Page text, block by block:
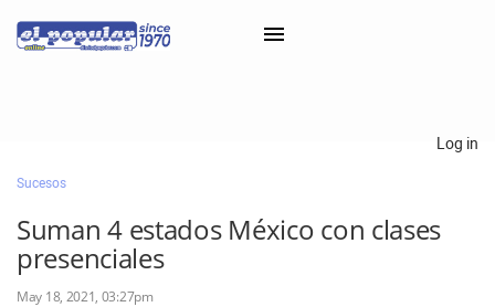
Classifieds
Categorías
Iniciar sesión con Clascal
Log in
Sucesos
Suman 4 estados México con clases
presenciales
May 18, 2021, 03:27pm